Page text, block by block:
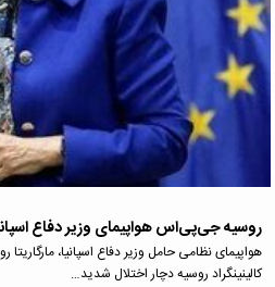
روسیه جی‌پی‌اس هواپیمای وزیر دفاع
هواپیمای نظامی حامل وزیر دفاع اسپانیا،
کالینینگراد روسیه دچار اختلال شدید…